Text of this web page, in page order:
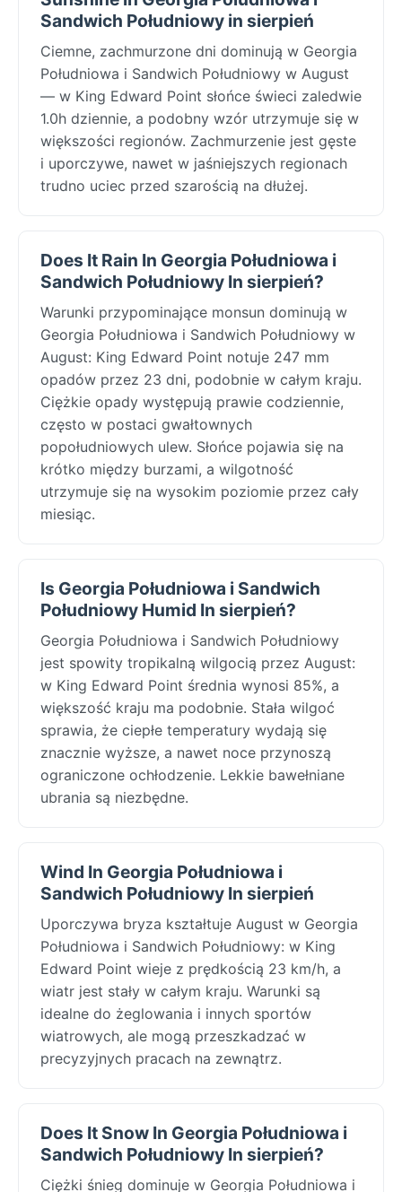
Sandwich Południowy in sierpień
Ciemne, zachmurzone dni dominują w Georgia
Południowa i Sandwich Południowy w August
— w King Edward Point słońce świeci zaledwie
1.0h dziennie, a podobny wzór utrzymuje się w
większości regionów. Zachmurzenie jest gęste
i uporczywe, nawet w jaśniejszych regionach
trudno uciec przed szarością na dłużej.
Does It Rain In Georgia Południowa i
Sandwich Południowy In sierpień?
Warunki przypominające monsun dominują w
Georgia Południowa i Sandwich Południowy w
August: King Edward Point notuje 247 mm
opadów przez 23 dni, podobnie w całym kraju.
Ciężkie opady występują prawie codziennie,
często w postaci gwałtownych
popołudniowych ulew. Słońce pojawia się na
krótko między burzami, a wilgotność
utrzymuje się na wysokim poziomie przez cały
miesiąc.
Is Georgia Południowa i Sandwich
Południowy Humid In sierpień?
Georgia Południowa i Sandwich Południowy
jest spowity tropikalną wilgocią przez August:
w King Edward Point średnia wynosi 85%, a
większość kraju ma podobnie. Stała wilgoć
sprawia, że ciepłe temperatury wydają się
znacznie wyższe, a nawet noce przynoszą
ograniczone ochłodzenie. Lekkie bawełniane
ubrania są niezbędne.
Wind In Georgia Południowa i
Sandwich Południowy In sierpień
Uporczywa bryza kształtuje August w Georgia
Południowa i Sandwich Południowy: w King
Edward Point wieje z prędkością 23 km/h, a
wiatr jest stały w całym kraju. Warunki są
idealne do żeglowania i innych sportów
wiatrowych, ale mogą przeszkadzać w
precyzyjnych pracach na zewnątrz.
Does It Snow In Georgia Południowa i
Sandwich Południowy In sierpień?
Ciężki śnieg dominuje w Georgia Południowa i